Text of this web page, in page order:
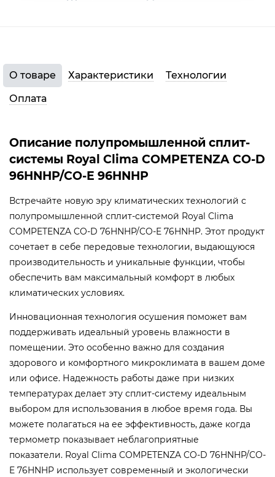
О товаре Характеристики
Технологии
Оплата
Описание полупромышленной сплит-
системы Royal Clima COMPETENZA CO-D
96HNHP/CO-E 96HNHP
Встречайте новую эру климатических технологий с
полупромышленной сплит-системой Royal Clima
COMPETENZA CO-D 76HNHP/CO-E 76HNHP. Этот продукт
сочетает в себе передовые технологии, выдающуюся
производительность и уникальные функции, чтобы
обеспечить вам максимальный комфорт в любых
климатических условиях.
Инновационная технология осушения поможет вам
поддерживать идеальный уровень влажности в
помещении. Это особенно важно для создания
здорового и комфортного микроклимата в вашем доме
или офисе. Надежность работы даже при низких
температурах делает эту сплит-систему идеальным
выбором для использования в любое время года. Вы
можете полагаться на ее эффективность, даже когда
термометр показывает неблагоприятные
показатели. Royal Clima COMPETENZA CO-D 76HNHP/CO-
E 76HNHP использует современный и экологически